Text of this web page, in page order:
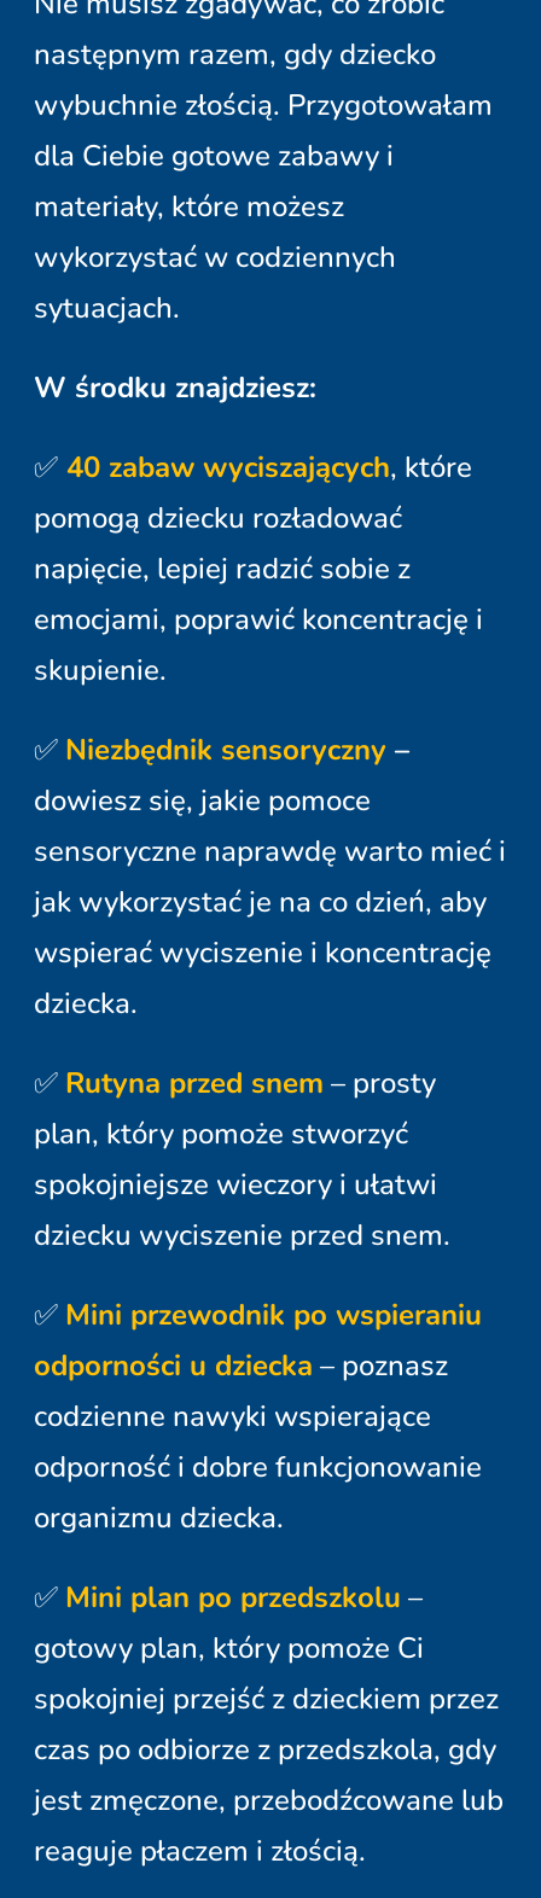
następnym razem, gdy dziecko
wybuchnie złością. Przygotowałam
dla Ciebie gotowe zabawy i
materiały, które możesz
wykorzystać w codziennych
sytuacjach.
W środku znajdziesz:
✅ 40 zabaw wyciszających, które
pomogą dziecku rozładować
napięcie, lepiej radzić sobie z
emocjami, poprawić koncentrację i
skupienie.
✅ Niezbędnik sensoryczny–
dowiesz się, jakie pomoce
sensoryczne naprawdę warto mieć i
jak wykorzystać je na co dzień, aby
wspierać wyciszenie i koncentrację
dziecka.
✅ Rutyna przed snem – prosty
plan, który pomoże stworzyć
spokojniejsze wieczory i ułatwi
dziecku wyciszenie przed snem.
✅ Mini przewodnik po wspieraniu
odporności u dziecka – poznasz
codzienne nawyki wspierające
odporność i dobre funkcjonowanie
organizmu dziecka.
✅ Mini plan po przedszkolu –
gotowy plan, który pomoże Ci
spokojniej przejść z dzieckiem przez
czas po odbiorze z przedszkola, gdy
jest zmęczone, przebodźcowane lub
reaguje płaczem i złością.